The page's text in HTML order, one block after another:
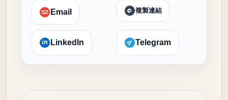
Email 複製連結
in LinkedIn Telegram